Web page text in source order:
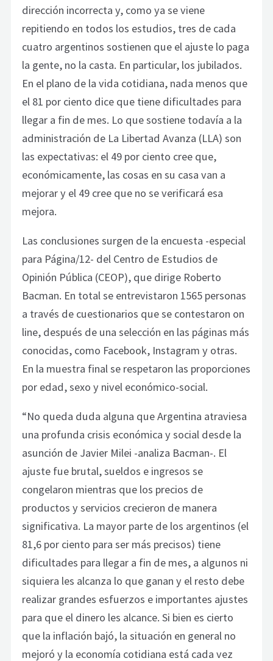
dirección incorrecta y, como ya se viene
repitiendo en todos los estudios, tres de cada
cuatro argentinos sostienen que el ajuste lo paga
la gente, no la casta. En particular, los jubilados.
En el plano de la vida cotidiana, nada menos que
el 81 por ciento dice que tiene dificultades para
llegar a fin de mes. Lo que sostiene todavía a la
administración de La Libertad Avanza (LLA) son
las expectativas: el 49 por ciento cree que,
económicamente, las cosas en su casa van a
mejorar y el 49 cree que no se verificará esa
mejora.
Las conclusiones surgen de la encuesta -especial
para Página/12- del Centro de Estudios de
Opinión Pública (CEOP), que dirige Roberto
Bacman. En total se entrevistaron 1565 personas
a través de cuestionarios que se contestaron on
line, después de una selección en las páginas más
conocidas, como Facebook, Instagram y otras.
En la muestra final se respetaron las proporciones
por edad, sexo y nivel económico-social.
“No queda duda alguna que Argentina atraviesa
una profunda crisis económica y social desde la
asunción de Javier Milei -analiza Bacman-. El
ajuste fue brutal, sueldos e ingresos se
congelaron mientras que los precios de
productos y servicios crecieron de manera
significativa. La mayor parte de los argentinos (el
81,6 por ciento para ser más precisos) tiene
dificultades para llegar a fin de mes, a algunos ni
siquiera les alcanza lo que ganan y el resto debe
realizar grandes esfuerzos e importantes ajustes
para que el dinero les alcance. Si bien es cierto
que la inflación bajó, la situación en general no
mejoró y la economía cotidiana está cada vez